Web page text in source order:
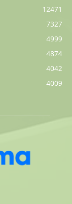
12471
7327
4999
4874
4042
4009